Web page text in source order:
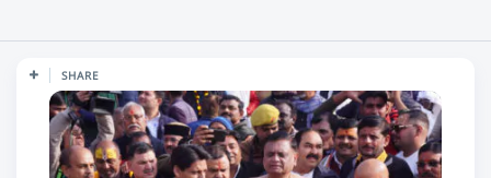
SHARE